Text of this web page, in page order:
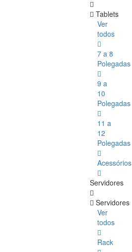
Tablets
Ver
todos
7 a 8
Polegadas
9 a
10
Polegadas
11 a
12
Polegadas
Acessórios
Servidores
Servidores
Ver
todos
Rack